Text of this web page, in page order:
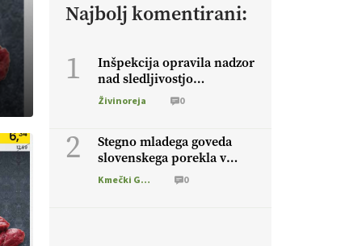
Najbolj komentirani:
1
Inšpekcija opravila nadzor
nad sledljivostjo
akcijskega mesa
Živinoreja 0
2
Stegno mladega goveda
slovenskega porekla v
trgovini po neverjetni
prodajni ceni 6,34 EUR za
Kmečki Glas 0